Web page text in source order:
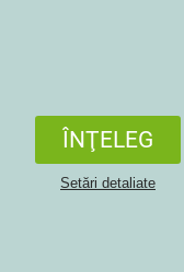
ÎNŢELEG
Setări detaliate